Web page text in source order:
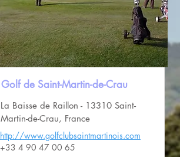
Golf de Saint-Martin-de-Crau
La Baisse de Raillon - 13310 Saint-
Martin-de-Crau, France
http://www.golfclubsaintmartinois.com
+33 4 90 47 00 65